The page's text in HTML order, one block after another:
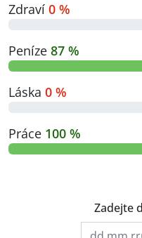
Zdraví 0 %
Peníze 87 %
Láska 0 %
Práce 100 %
Zadejte